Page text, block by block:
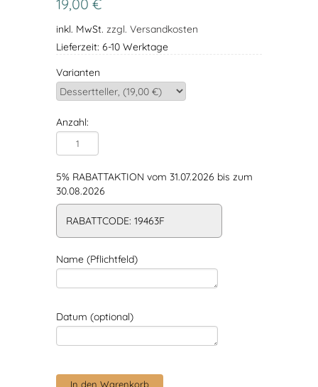
19,00 €
inkl. MwSt. zzgl. Versandkosten
Lieferzeit: 6-10 Werktage
Varianten
Anzahl:
5% RABATTAKTION vom 31.07.2026 bis zum
30.08.2026
RABATTCODE: 19463F
Name (Pflichtfeld)
Datum (optional)